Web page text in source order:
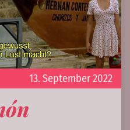
13. September 2022